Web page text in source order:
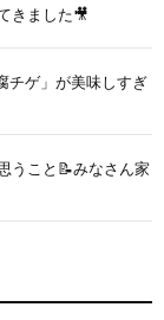
きました🎥
チゲ」が美味しすぎ
うこと📝みなさん家